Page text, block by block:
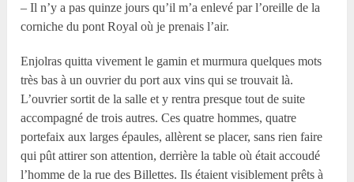
– Il n’y a pas quinze jours qu’il m’a enlevé par l’oreille de la
corniche du pont Royal où je prenais l’air.
Enjolras quitta vivement le gamin et murmura quelques mots
très bas à un ouvrier du port aux vins qui se trouvait là.
L’ouvrier sortit de la salle et y rentra presque tout de suite
accompagné de trois autres. Ces quatre hommes, quatre
portefaix aux larges épaules, allèrent se placer, sans rien faire
qui pût attirer son attention, derrière la table où était accoudé
l’homme de la rue des Billettes. Ils étaient visiblement prêts à